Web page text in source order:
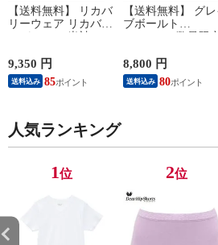
【送料無料】 リカバ
リーウェア リカバリ
ーパジャマ 半袖 メ
ームウェア パジャマ
リカバリーケア 7分
丈パンツ 疲労回復
9,350 円
送料込み 85
【送料無料】 グレ
ブボールト
Gravevault 数量限定
サーパンツ おまか
3P 福袋 ショート ロ
ーライズ 3枚セット
8,800 円
送料込み 80
人気ランキング
1位 2位